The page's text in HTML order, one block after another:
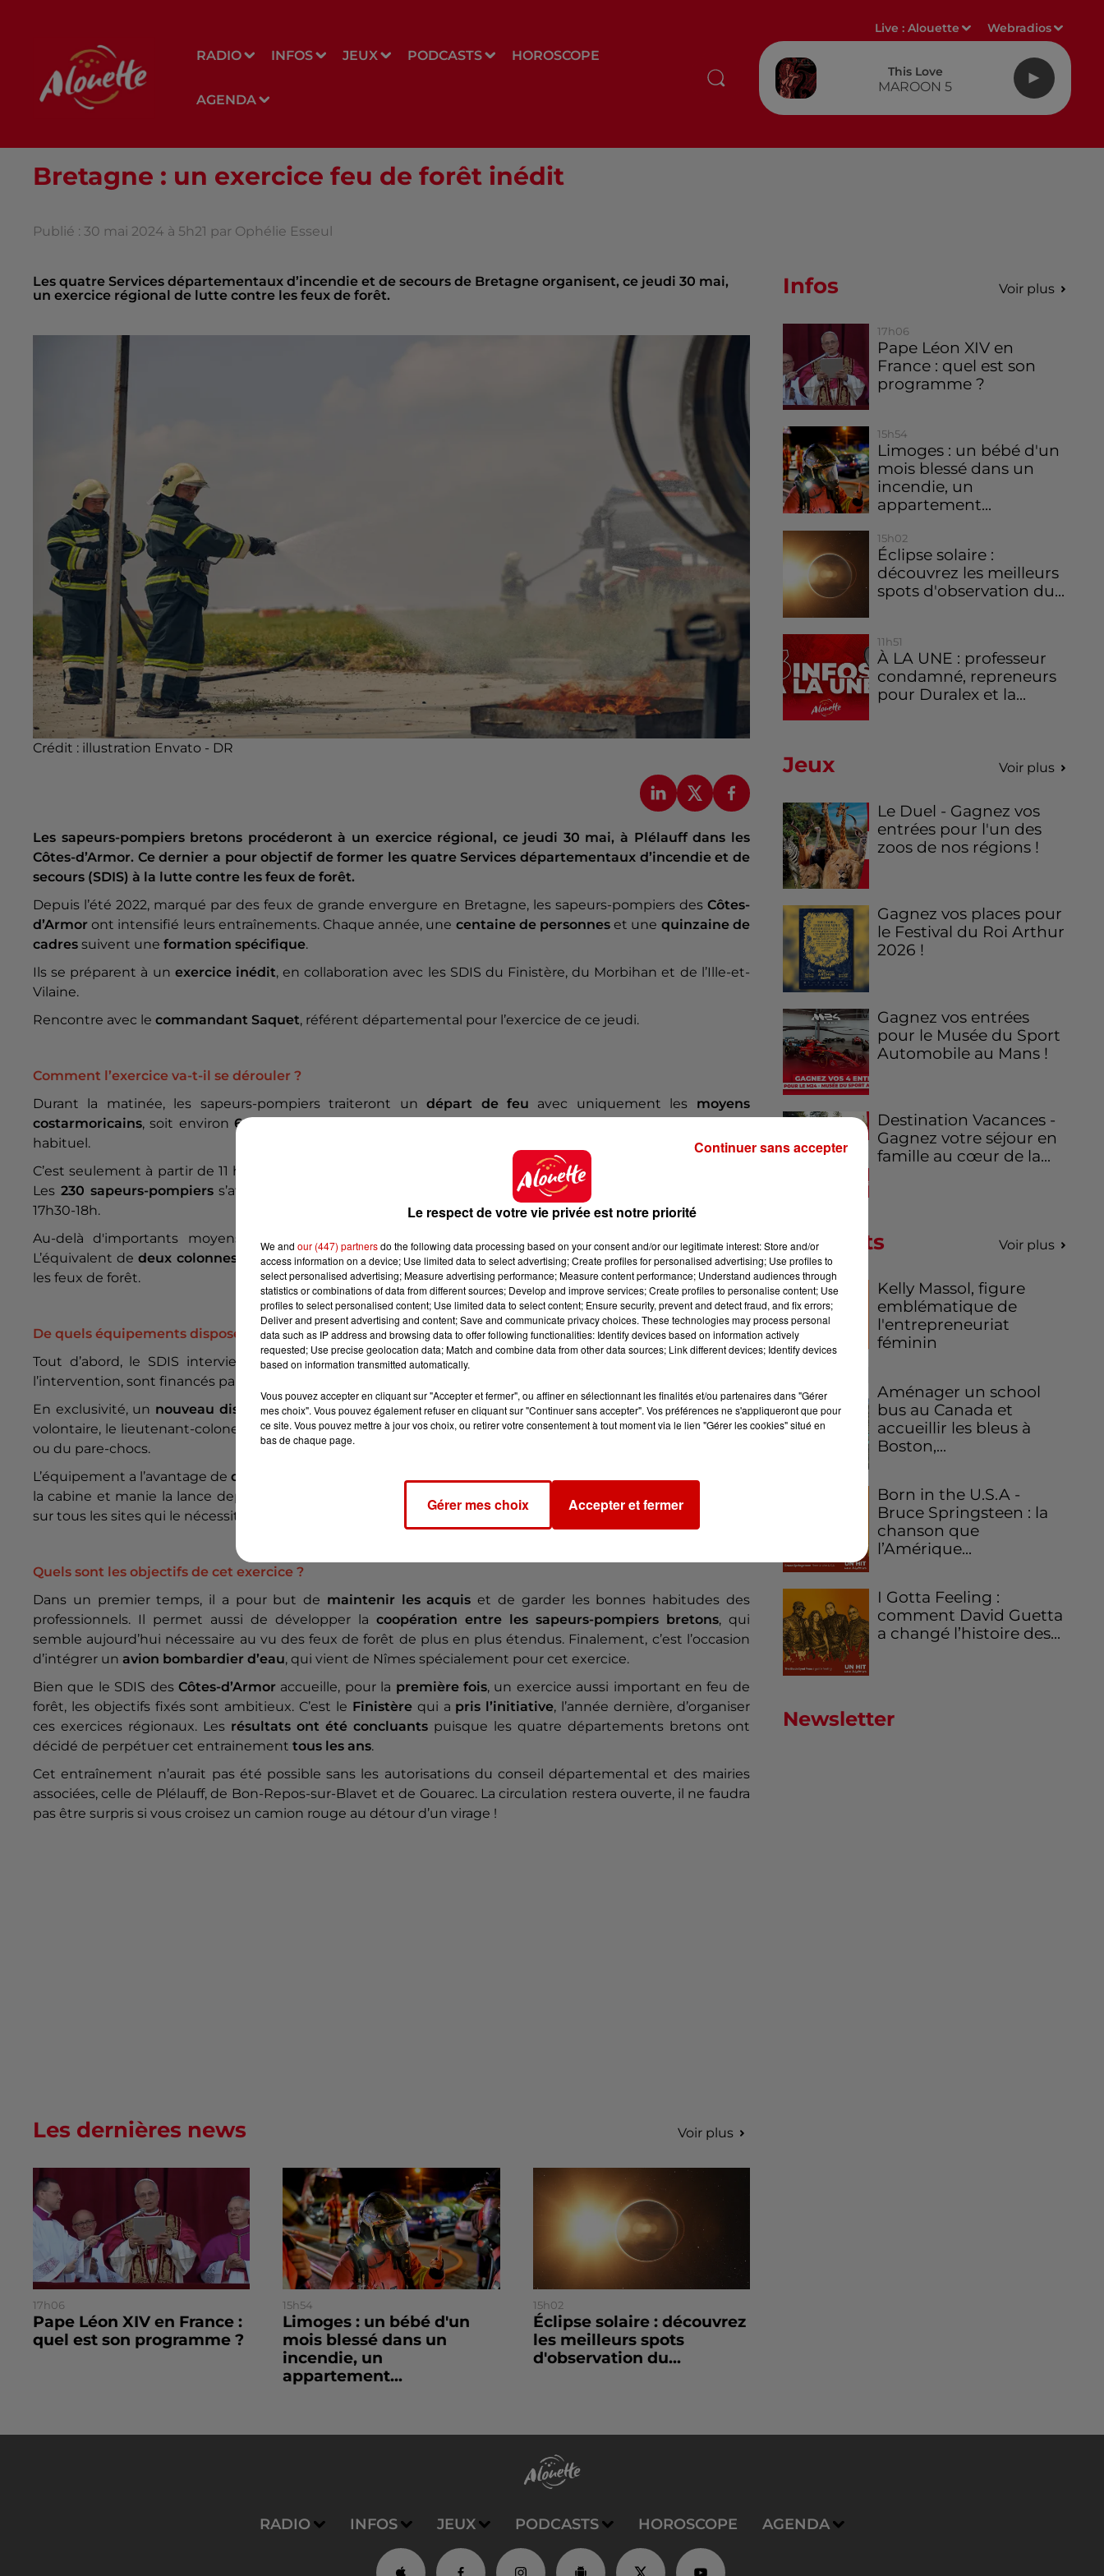
RADIO INFOS JEUX PODCASTS HOROSCOPE
AGENDA
Live :Alouette Webradios
This Love
MAROON 5
Bretagne : un exercice feu de forêt inédit
Publié : 30 mai 2024 à 5h21 par Ophélie Esseul
Les quatre Services départementaux d’incendie et de secours de Bretagne organisent, ce jeudi 30 mai,
un exercice régional de lutte contre les feux de forêt.
Crédit : illustration Envato - DR
Les sapeurs-pompiers bretons procéderont à un exercice régional, ce jeudi 30 mai, à Plélauff dans les
Côtes-d’Armor. Ce dernier a pour objectif de former les quatre Services départementaux d’incendie et de
secours (SDIS) à la lutte contre les feux de forêt.
Depuis l’été 2022, marqué par des feux de grande envergure en Bretagne, les sapeurs-pompiers des Côtes-
d’Armoront intensifié leurs entraînements. Chaque année, une centaine de personnes et une quinzaine de
cadres suivent une formation spécifique.
Ils se préparent à un exercice inédit, en collaboration avec les SDIS du Finistère, du Morbihan et de l’Ille-et-
Vilaine.
Rencontre avec le commandant Saquet, référent départemental pour l’exercice de ce jeudi.
Comment l’exercice va-t-il se dérouler ?
Durant la matinée, les sapeurs-pompiers traiteront undépart de feu avec uniquement les moyens
costarmoricains, soit environ60 professionnels
habituel.
C’est seulement à partir de 11 heures que les
trois autres services bretonsprendront part à l’entraînement.
Les 230 sapeurs-pompierss’attaqueront à un feu de forêt d’une plus forte intensité et ampleur
17h30-18h.
Au-delà d'importants moyens humains, les moyens matériels seront également assez conséquents.
L’équivalent de deux colonnes d’interventionsera mobilisé, soit environ25 enginsde lutte spécifique pour
les feux de forêt.
De quels équipements disposez-vous ?
Tout d’abord, le SDIS intervient avec descamions de citerne feu de forêt
l’intervention, sont financés par l’État au travers du pacte capacitaire.
En exclusivité, un nouveau dispositifsera testé ce jeudi : leporte-lance. Développé par le sapeur-pompier
volontaire, le lieutenant-colonel Alain Boissonnet, le porte-lance se fixe sur le camion au niveau de la cabine
ou du pare-chocs.
L’équipement a l’avantage dediminuer l’exposition du personnel aux flammes
la cabine et manie la lance depuis une
. Si les résultats sont concluants, il sera mis en place
sur tous les sites qui le nécessitent.
Quels sont les objectifs de cet exercice ?
Dans un premier temps, il a pour but de maintenir les acquiset de garder les bonnes habitudes des
professionnels. Il permet aussi de développer la coopération entre les sapeurs-pompiers bretons, qui
semble aujourd’hui nécessaire au vu des feux de forêt de plus en plus étendus. Finalement, c’est l’occasion
d’intégrer un avion bombardier d’eau, qui vient de Nîmes spécialement pour cet exercice.
Bien que le SDIS des Côtes-d’Armor accueille, pour la première fois, un exercice aussi important en feu de
forêt, les objectifs fixés sont ambitieux. C’est le Finistère qui a pris l’initiative, l’année dernière, d’organiser
ces exercices régionaux. Lesrésultats ont été concluants puisque les quatre départements bretons ont
décidé de perpétuer cet entrainement tous les ans.
Cet entraînement n’aurait pas été possible sans les autorisations du conseil départemental et des mairies
associées, celle de Plélauff, de Bon-Repos-sur-Blavet et de Gouarec. La circulation restera ouverte, il ne faudra
pas être surpris si vous croisez un camion rouge au détour d’un virage !
Infos Voir plus
17h06
Pape Léon XIV en
France : quel est son
programme ?
15h54
Limoges : un bébé d'un
mois blessé dans un
incendie, un
appartement...
15h02
Éclipse solaire :
découvrez les meilleurs
spots d'observation du...
11h51
À LA UNE : professeur
condamné, repreneurs
pour Duralex et la...
Jeux Voir plus
Le Duel - Gagnez vos
entrées pour l'un des
zoos de nos régions !
Gagnez vos places pour
le Festival du Roi Arthur
2026 !
Gagnez vos entrées
pour le Musée du Sport
Automobile au Mans !
Destination Vacances -
Gagnez votre séjour en
famille au cœur de la...
Podcasts Voir plus
Kelly Massol, figure
emblématique de
l'entrepreneuriat
féminin
Aménager un school
bus au Canada et
accueillir les bleus à
Boston,...
Born in the U.S.A -
Bruce Springsteen : la
chanson que
l’Amérique...
I Gotta Feeling :
comment David Guetta
a changé l’histoire des...
Newsletter
Les dernières news Voir plus
17h06
Pape Léon XIV en France :
quel est son programme ?
15h54
Limoges : un bébé d'un
mois blessé dans un
incendie, un
appartement...
15h02
Éclipse solaire : découvrez
les meilleurs spots
d'observation du...
RADIO INFOS JEUX PODCASTS HOROSCOPE AGENDA
Le respect de votre vie privée est notre priorité
We and our (447) partnersdo the following data processing based on your consent and/or our legitimate interest: Store and/or
access information on a device; Use limited data to select advertising; Create profiles for personalised advertising; Use profiles to
select personalised advertising; Measure advertising performance; Measure content performance; Understand audiences through
statistics or combinations of data from different sources; Develop and improve services; Create profiles to personalise content; Use
profiles to select personalised content; Use limited data to select content; Ensure security, prevent and detect fraud, and fix errors;
Deliver and present advertising and content; Save and communicate privacy choices. These technologies may process personal
data such as IP address and browsing data to offer following functionalities: Identify devices based on information actively
requested; Use precise geolocation data; Match and combine data from other data sources; Link different devices; Identify devices
based on information transmitted automatically.
Vous pouvez accepter en cliquant sur "Accepter et fermer", ou affiner en sélectionnant les finalités et/ou partenaires dans "Gérer
mes choix". Vous pouvez également refuser en cliquant sur "Continuer sans accepter". Vos préférences ne s'appliqueront que pour
ce site. Vous pouvez mettre à jour vos choix, ou retirer votre consentement à tout moment via le lien "Gérer les cookies" situé en
bas de chaque page.
Gérer mes choix Accepter et fermer
Continuer sans accepter